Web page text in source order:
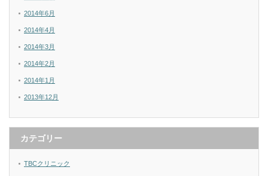
2014年6月
2014年4月
2014年3月
2014年2月
2014年1月
2013年12月
カテゴリー
TBCクリニック